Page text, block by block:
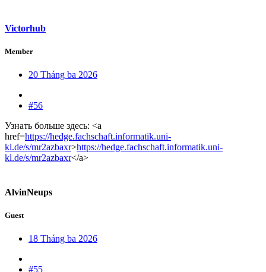
Victorhub
Member
20 Tháng ba 2026
#56
Узнать больше здесь: <a
href=https://hedge.fachschaft.informatik.uni-
kl.de/s/mr2azbaxr>https://hedge.fachschaft.informatik.uni-
kl.de/s/mr2azbaxr</a>
AlvinNeups
Guest
18 Tháng ba 2026
#55